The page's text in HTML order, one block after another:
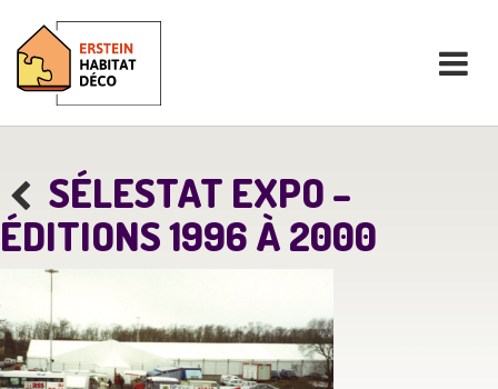
SÉLESTAT EXPO –
ÉDITIONS 1996 À 2000